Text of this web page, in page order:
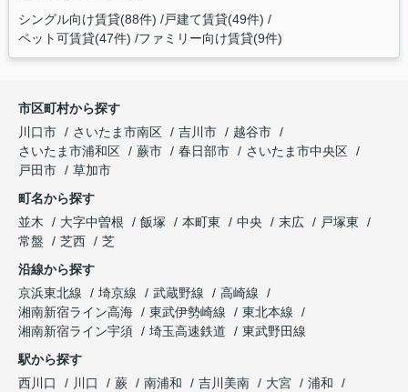
シングル向け賃貸(88件) 戸建て賃貸(49件)
ペット可賃貸(47件) ファミリー向け賃貸(9件)
市区町村から探す
川口市
さいたま市南区 吉川市
越谷市
さいたま市浦和区
蕨市 春日部市
さいたま市中央区
戸田市
草加市
町名から探す
並木
大字中曽根 飯塚 本町東 中央 末広
戸塚東
常盤
芝西
芝
沿線から探す
京浜東北線
埼京線 武蔵野線
高崎線
湘南新宿ライン高海
東武伊勢崎線
東北本線
湘南新宿ライン宇須
埼玉高速鉄道
東武野田線
駅から探す
西川口
川口 蕨 南浦和 吉川美南 大宮
浦和